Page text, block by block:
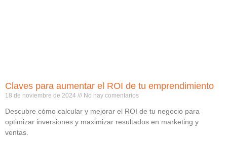
Claves para aumentar el ROI de tu emprendimiento
18 de noviembre de 2024 No hay comentarios
Descubre cómo calcular y mejorar el ROI de tu negocio para
optimizar inversiones y maximizar resultados en marketing y
ventas.